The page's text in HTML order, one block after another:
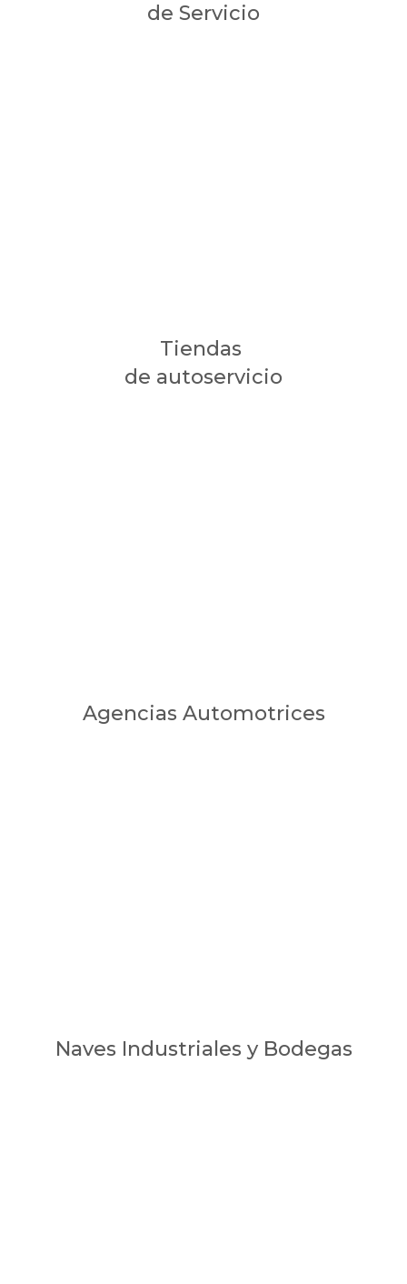
de Servicio
Tiendas
de autoservicio
Agencias Automotrices
Naves Industriales y Bodegas